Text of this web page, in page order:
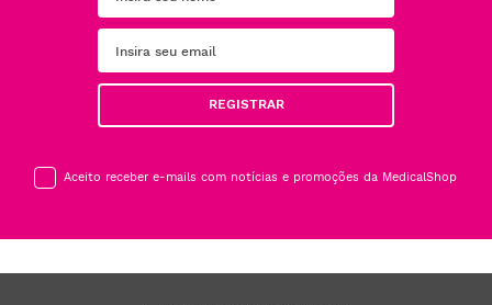
REGISTRAR
Aceito receber e-mails com notícias e promoções da MedicalShop